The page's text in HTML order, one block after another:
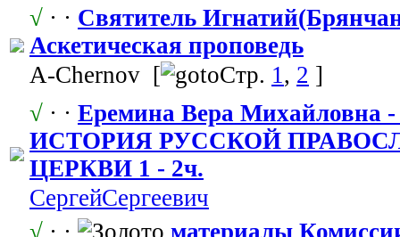
√ · · Святитель
Аскетическая ​ проповедь
A-Chernov [ Стр. 1 , 2 ]
√ · · Еремина Вера
ИСТОРИЯ РУССКОЙ
ЦЕРКВИ 1 - 2ч.
СергейСергее​вич
√ · · материалы